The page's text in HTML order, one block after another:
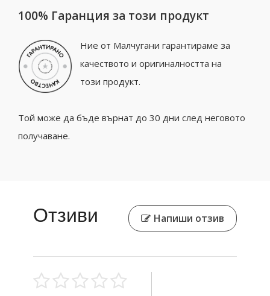
100% Гаранция за този продукт
Ние от Малчугани гарантираме за
качеството и оригиналността на
този продукт.
Той може да бъде върнат до 30 дни след неговото
получаване.
Отзиви Напиши отзив